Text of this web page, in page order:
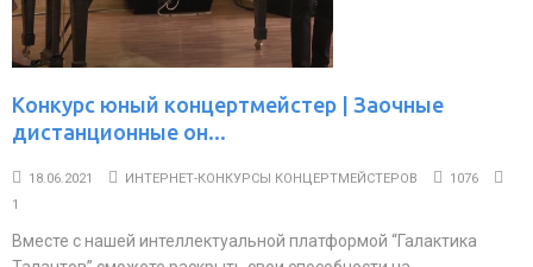
Конкурс юный концертмейстер | Заочные
дистанционные он...
18.06.2021 ИНТЕРНЕТ-КОНКУРСЫ КОНЦЕРТМЕЙСТЕРОВ
1076
1
Вместе с нашей интеллектуальной платформой “Галактика